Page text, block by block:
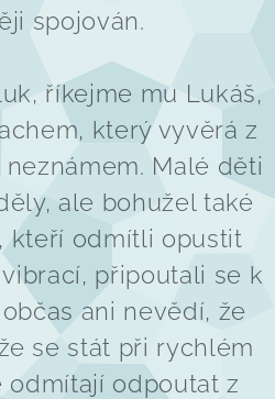
spojován.
říkejme mu Lukáš,
který vyvěrá z
Malé děti
ale bohužel také
kteří odmítli opustit
připoutali se k
ani nevědí, že
se stát při rychlém
odpoutat z